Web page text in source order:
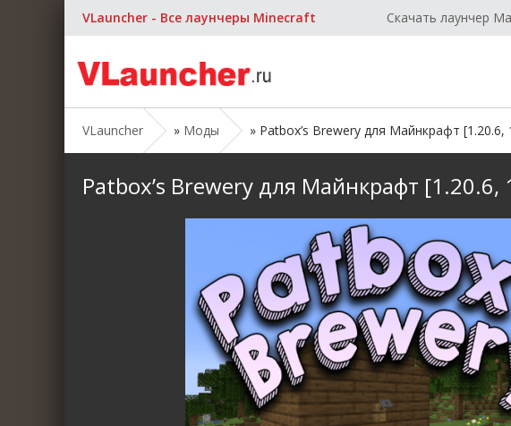
VLauncher - Все лаунчеры Minecraft Скачать лаунчер
VLauncher » Моды » Patbox’s Brewery для Майнкрафт [1.20.6,
Patbox’s Brewery для Майнкрафт [1.20.6,